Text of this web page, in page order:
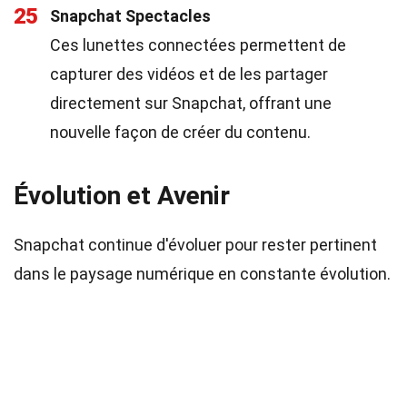
25
Snapchat Spectacles
Ces lunettes connectées permettent de
capturer des vidéos et de les partager
directement sur Snapchat, offrant une
nouvelle façon de créer du contenu.
Évolution et Avenir
Snapchat continue d'évoluer pour rester pertinent
dans le paysage numérique en constante évolution.